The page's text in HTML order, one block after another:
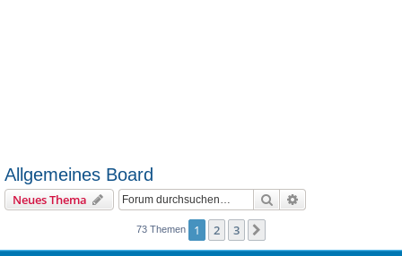
Allgemeines Board
Neues Thema Suche
73 Themen 1 2 3